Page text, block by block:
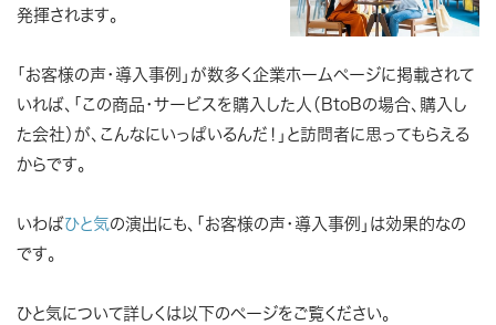
発揮されます。
「お客様の声・導入事例」が数多く企業ホームページに掲載されて
いれば、「この商品・サービスを購入した人（BtoBの場合、購入し
た会社）が、こんなにいっぱいるんだ！」と訪問者に思ってもらえる
からです。
いわばひと気の演出にも、「お客様の声・導入事例」は効果的なの
です。
ひと気について詳しくは以下のページをご覧ください。